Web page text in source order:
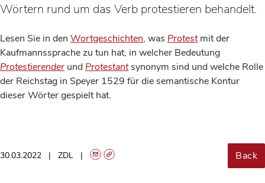
Wörtern rund um das Verb protestieren behandelt.
Lesen Sie in den Wortgeschichten, was Protest mit der
Kaufmannssprache zu tun hat, in welcher Bedeutung
Protestierender und Protestantsynonym sind und welche Rolle
der Reichstag in Speyer 1529 für die semantische Kontur
dieser Wörter gespielt hat.
30.03.2022 ZDL Back